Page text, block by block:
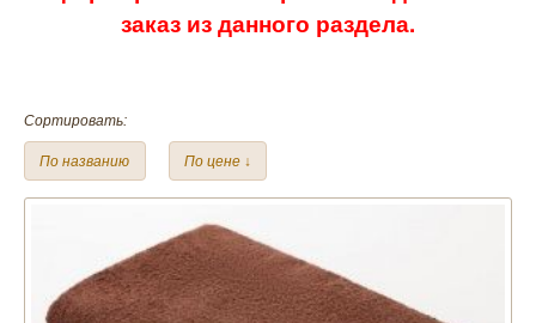
заказ из данного раздела.
Сортировать:
По названию По цене ↓